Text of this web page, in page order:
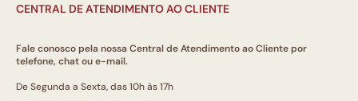
CENTRAL DE ATENDIMENTO AO CLIENTE
Fale conosco pela nossa Central de Atendimento ao Cliente por
telefone, chat ou e-mail.
De Segunda a Sexta, das 10h às 17h